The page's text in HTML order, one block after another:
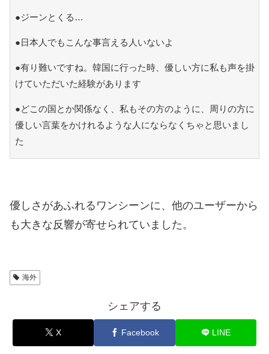
●ジーンとくる…
●日本人でもこんな事言える人いないよ
●有り難いですね。韓国に行った時、優しい方に私も声を掛
けていただいた経験があります
●どこの国とか関係なく、私もその方のように、周りの方に
優しい言葉をかけれるような人にならなくちゃと思いまし
た
優しさがあふれるワンシーンに、他のユーザーから
も大きな反響が寄せられていました。
海外
シェアする
X Facebook LINE